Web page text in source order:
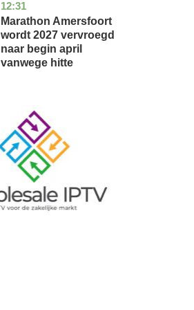
12:31
utrecht
nieuws
Marathon Amersfoort
wordt 2027 vervroegd
naar begin april
vanwege hitte